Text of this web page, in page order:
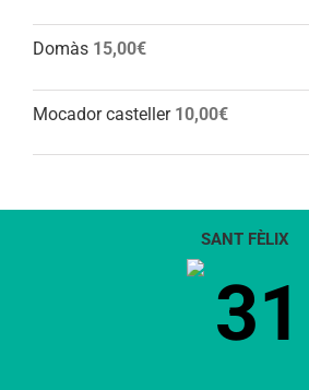
Domàs 15,00€
Mocador casteller 10,00€
SANT FÈLIX
31